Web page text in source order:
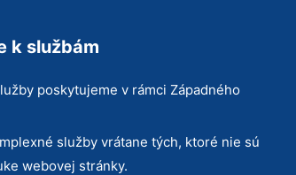
k službám
poskytujeme v rámci Západného
služby vrátane tých, ktoré nie sú
webovej stránky.